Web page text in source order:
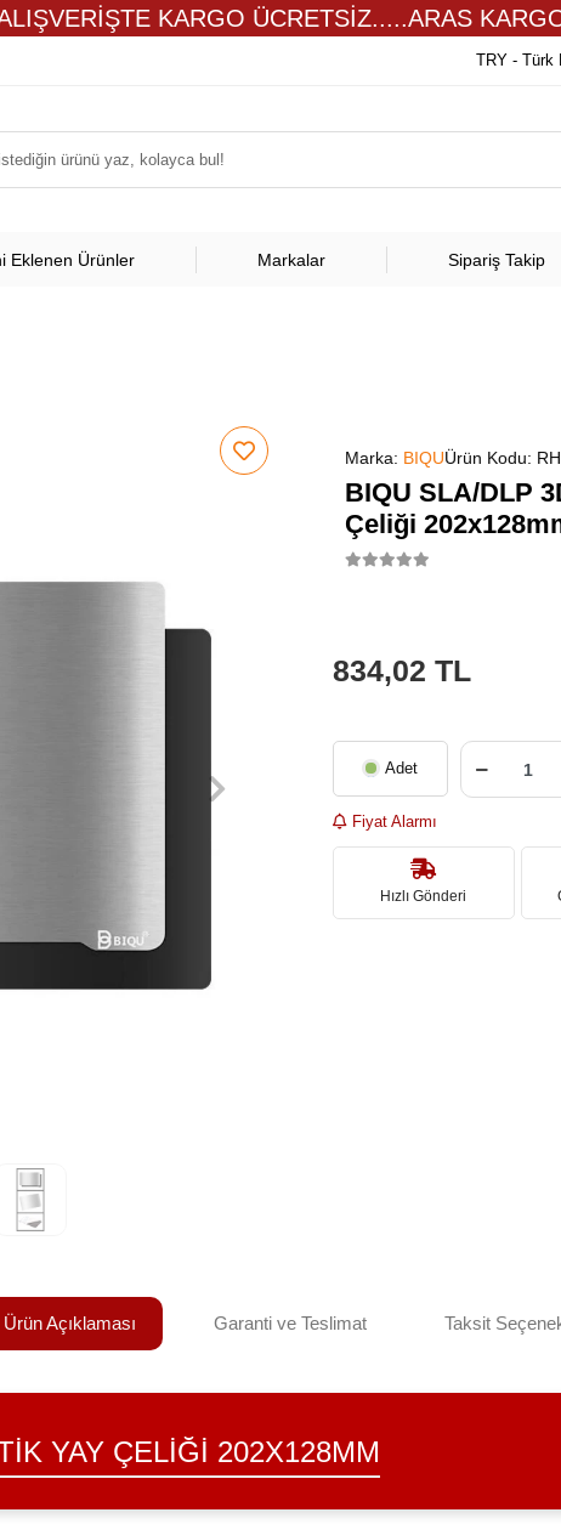
KARGO ÜCRETSİZ.....ARAS
TRY - Türk
Eklenen Ürünler Markalar Sipariş Takip
Marka: BIQUÜrün Kodu:
BIQU SLA/DLP
Çeliği
834,02 TL
Adet
Fiyat Alarmı
Hızlı Gönderi
Ürün Açıklaması Garanti ve Teslimat Taksit
YAY ÇELIĞI 202X128MM